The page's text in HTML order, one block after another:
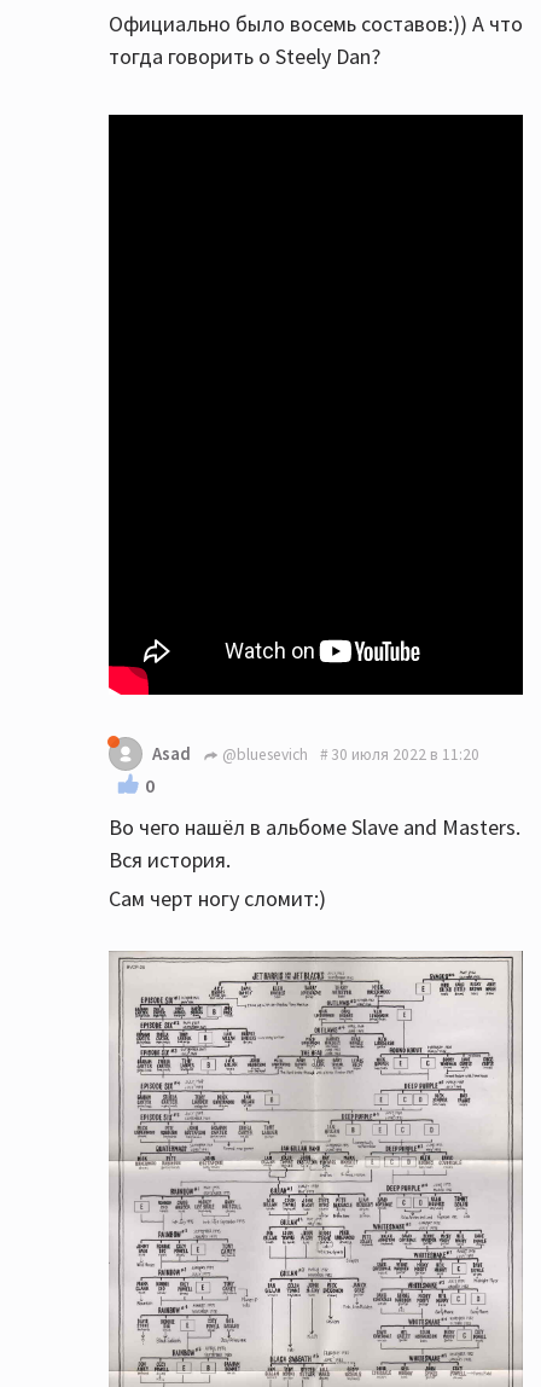
Официально было восемь составов:)) А что
тогда говорить о Steely Dan?
Asad @bluesevich 30 июля 2022 в 11:20
0
Во чего нашёл в альбоме Slave and Masters.
Вся история.
Сам черт ногу сломит:)